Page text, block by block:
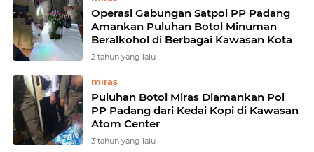
Operasi Gabungan Satpol PP Padang
Amankan Puluhan Botol Minuman
Beralkohol di Berbagai Kawasan Kota
2 tahun yang lalu
miras
Puluhan Botol Miras Diamankan Pol
PP Padang dari Kedai Kopi di Kawasan
Atom Center
3 tahun yang lalu